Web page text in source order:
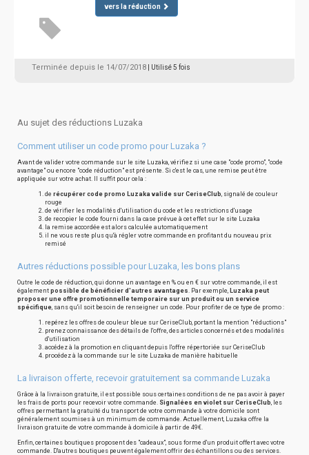
vers la réduction
Terminée depuis le 14/07/2018 | Utilisé 5 fois
Au sujet des réductions Luzaka
Comment utiliser un code promo pour Luzaka ?
Avant de valider votre commande sur le site Luzaka, vérifiez si une case "code promo", "code
avantage" ou encore "code réduction" est présente. Si c'est le cas, une remise peut être
appliquée sur votre achat. Il suffit pour cela :
de récupérer code promo Luzaka valide sur CeriseClub, signalé de couleur
rouge
de vérifier les modalités d'utilisation du code et les restrictions d'usage
de recopier le code fourni dans la case prévue à cet effet sur le site Luzaka
la remise accordée est alors calculée automatiquement
il ne vous reste plus qu'à régler votre commande en profitant du nouveau prix
remisé
Autres réductions possible pour Luzaka, les bons plans
Outre le code de réduction, qui donne un avantage en % ou en € sur votre commande, il est
également possible de bénéficier d'autres avantages. Par exemple, Luzaka peut
proposer une offre promotionnelle temporaire sur un produit ou un service
spécifique, sans qu'il soit besoin de renseigner un code. Pour profiter de ce type de promo :
repérez les offres de couleur bleue sur CeriseClub, portant la mention "réductions"
prenez connaissance des détails de l'offre, des articles concernés et des modalités
d'utilisation
accédez à la promotion en cliquant depuis l'offre répertoriée sur CeriseClub
procédez à la commande sur le site Luzaka de manière habituelle
La livraison offerte, recevoir gratuitement sa commande Luzaka
Grâce à la livraison gratuite, il est possible sous certaines conditions de ne pas avoir à payer
les frais de ports pour recevoir votre commande. Signalées en violet sur CeriseClub, les
offres permettant la gratuité du transport de votre commande à votre domicile sont
généralement soumises à un minimum de commande. Actuellement, Luzaka offre la
livraison gratuite de votre commande à domicile à partir de 49€.
Enfin, certaines boutiques proposent des "cadeaux", sous forme d'un produit offert avec votre
commande. D'autres boutiques peuvent également offrir des échantillons ou des services.